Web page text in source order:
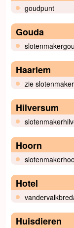
goudpunt
Gouda
Haarlem
zie
Hilversum
Hoorn
Hotel
Huisdieren